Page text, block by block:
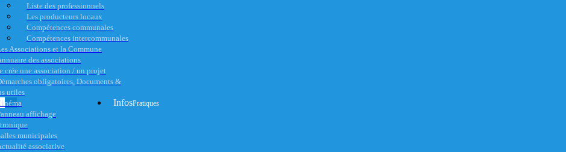
Liste des professionnels
Les producteurs locaux
Compétences communales
Compétences intercommunales
Associations et la Commune
des associations
crée une association / un projet
obligatoires, Documents &
utiles
affichage
municipales
associative
InfosPratiques